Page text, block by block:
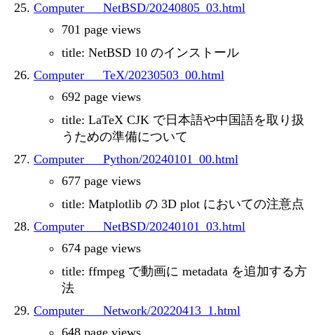
Computer___NetBSD/20240805_03.html
701 page views
title: NetBSD 10 のインストール
Computer___TeX/20230503_00.html
692 page views
title: LaTeX CJK で日本語や中国語を取り扱
うための準備について
Computer___Python/20240101_00.html
677 page views
title: Matplotlib の 3D plot においての注意点
Computer___NetBSD/20240101_03.html
674 page views
title: ffmpeg で動画に metadata を追加する方
法
Computer___Network/20220413_1.html